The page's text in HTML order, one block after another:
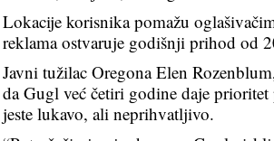
Lokacije korisnika pomažu
reklama ostvaruje godišnji prihod od
Javni tužilac Oregona Elen
da Gugl već četiri godine daje
jeste lukavo, ali neprihvatljivo.